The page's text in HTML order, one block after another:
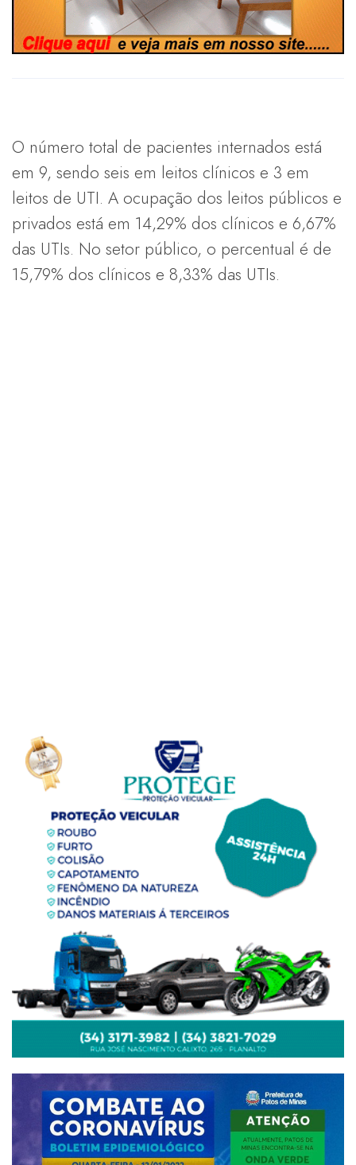
O número total de pacientes internados está
em 9, sendo seis em leitos clínicos e 3 em
leitos de UTI. A ocupação dos leitos públicos e
privados está em 14,29% dos clínicos e 6,67%
das UTIs. No setor público, o percentual é de
15,79% dos clínicos e 8,33% das UTIs.